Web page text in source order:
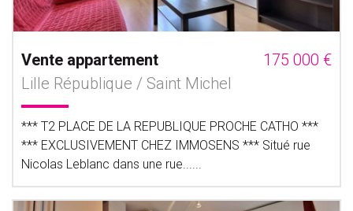
Vente appartement
175 000 €
Lille République / Saint Michel
*** T2 PLACE DE LA REPUBLIQUE PROCHE CATHO ***
*** EXCLUSIVEMENT CHEZ IMMOSENS *** Situé rue
Nicolas Leblanc dans une rue......